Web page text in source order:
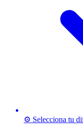
⚙️ Selecciona tu